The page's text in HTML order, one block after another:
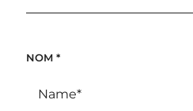
NOM *